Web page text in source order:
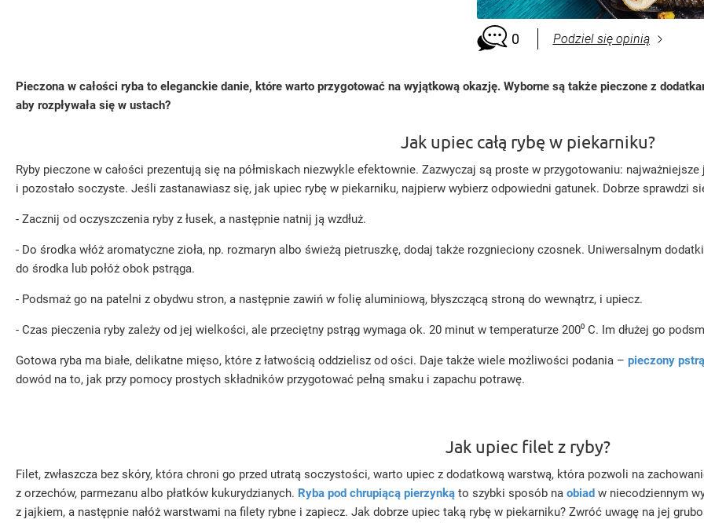
0 Podziel się opinią
Pieczona w całości ryba to eleganckie danie, które warto przygotować na wyjątkową okazję. Wyborne są także pieczone z
aby rozpływała się w ustach?
Jak upiec całą rybę w piekarniku?
Ryby pieczone w całości prezentują się na półmiskach niezwykle efektownie. Zazwyczaj są proste w przygotowaniu:
i pozostało soczyste. Jeśli zastanawiasz się, jak upiec rybę w piekarniku, najpierw wybierz odpowiedni gatunek. Dobrze sprawdzi
- Zacznij od oczyszczenia ryby z łusek, a następnie natnij ją wzdłuż.
- Do środka włóż aromatyczne zioła, np. rozmaryn albo świeżą pietruszkę, dodaj także rozgnieciony czosnek. Uniwersalnym
do środka lub połóż obok pstrąga.
- Podsmaż go na patelni z obydwu stron, a następnie zawiń w folię aluminiową, błyszczącą stroną do wewnątrz, i upiecz.
- Czas pieczenia ryby zależy od jej wielkości, ale przeciętny pstrąg wymaga ok. 20 minut w temperaturze 200⁰ C. Im dłużej go
Gotowa ryba ma białe, delikatne mięso, które z łatwością oddzielisz od ości. Daje także wiele możliwości podania – pieczony
dowód na to, jak przy pomocy prostych składników przygotować pełną smaku i zapachu potrawę.
Jak upiec filet z ryby?
Filet, zwłaszcza bez skóry, która chroni go przed utratą soczystości, warto upiec z dodatkową warstwą, która pozwoli na
z orzechów, parmezanu albo płatków kukurydzianych. Ryba pod chrupiącą pierzynką to szybki sposób na obiad w niecodziennym
z jajkiem, a następnie nałóż warstwami na filety rybne i zapiecz. Jak dobrze upiec taką rybę w piekarniku? Zwróć uwagę na jej